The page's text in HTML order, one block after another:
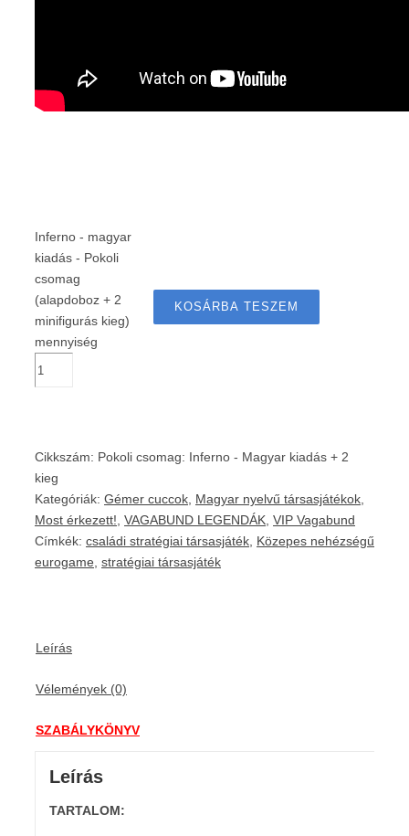
Inferno - magyar
kiadás - Pokoli
csomag
(alapdoboz + 2
minifigurás kieg)
mennyiség
KOSÁRBA TESZEM
Cikkszám: Pokoli csomag: Inferno - Magyar kiadás + 2
kieg
Kategóriák: Gémer cuccok Magyar nyelvű társasjátékok
Most érkezett! VAGABUND LEGENDÁK VIP Vagabund
Címkék: családi stratégiai társasjáték Közepes nehézségű
eurogame stratégiai társasjáték
Leírás
Vélemények (0)
SZABÁLYKÖNYV
Leírás
TARTALOM: